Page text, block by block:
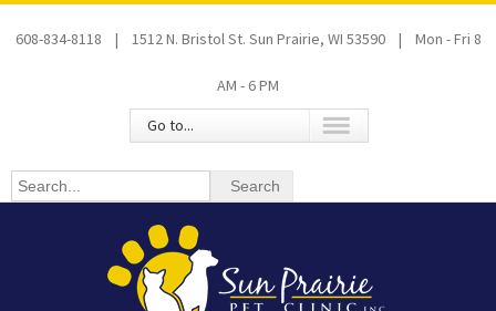
608-834-8118 | 1512 N. Bristol St. Sun Prairie, WI 53590 | Mon - Fri 8
AM - 6 PM
Go to...